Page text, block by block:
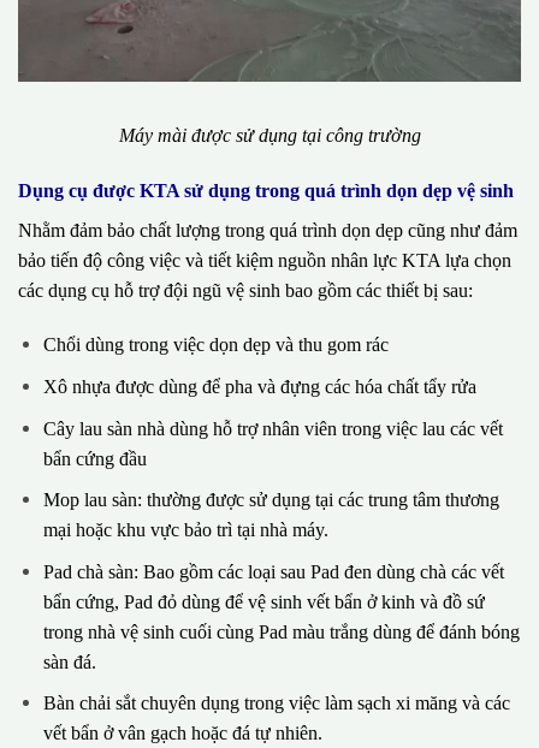
Máy mài được sử dụng tại công trường
Dụng cụ được KTA sử dụng trong quá trình dọn dẹp vệ sinh
Nhằm đảm bảo chất lượng trong quá trình dọn dẹp cũng như đảm
bảo tiến độ công việc và tiết kiệm nguồn nhân lực KTA lựa chọn
các dụng cụ hỗ trợ đội ngũ vệ sinh bao gồm các thiết bị sau:
Chổi dùng trong việc dọn dẹp và thu gom rác
Xô nhựa được dùng để pha và đựng các hóa chất tẩy rửa
Cây lau sàn nhà dùng hỗ trợ nhân viên trong việc lau các vết
bẩn cứng đầu
Mop lau sàn: thường được sử dụng tại các trung tâm thương
mại hoặc khu vực bảo trì tại nhà máy.
Pad chà sàn: Bao gồm các loại sau Pad đen dùng chà các vết
bẩn cứng, Pad đỏ dùng để vệ sinh vết bẩn ở kinh và đồ sứ
trong nhà vệ sinh cuối cùng Pad màu trắng dùng để đánh bóng
sàn đá.
Bàn chải sắt chuyên dụng trong việc làm sạch xi măng và các
vết bẩn ở vân gạch hoặc đá tự nhiên.